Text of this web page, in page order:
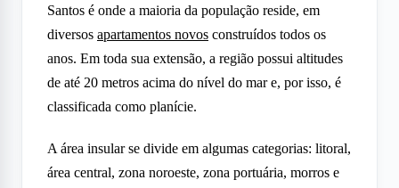
Santos é onde a maioria da população reside, em
diversos apartamentos novos construídos todos os
anos. Em toda sua extensão, a região possui altitudes
de até 20 metros acima do nível do mar e, por isso, é
classificada como planície.
A área insular se divide em algumas categorias: litoral,
área central, zona noroeste, zona portuária, morros e